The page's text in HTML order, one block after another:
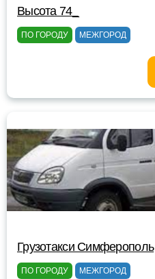
Высота 74_
ПО ГОРОДУ МЕЖГОРОД
Грузотакси Симферополь
ПО ГОРОДУ МЕЖГОРОД